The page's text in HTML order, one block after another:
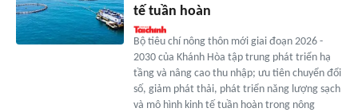
tế tuần hoàn
Bộ tiêu chí nông thôn mới giai đoạn 2026 -
2030 của Khánh Hòa tập trung phát triển hạ
tầng và nâng cao thu nhập; ưu tiên chuyển đổi
số, giảm phát thải, phát triển năng lượng sạch
và mô hình kinh tế tuần hoàn trong nông